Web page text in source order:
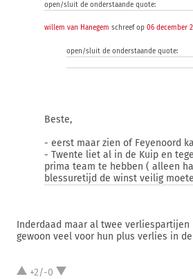
open/sluit de onderstaande quote:
willem van Hanegem schreef op 06 december
open/sluit de onderstaande quote:
Beste,
- eerst maar zien of Feyenoord
- Twente liet al in de Kuip en
prima team te hebben ( alleen
blessuretijd de winst veilig
Inderdaad maar al twee verliespartijen
gewoon veel voor hun plus verlies in de
+2/-0